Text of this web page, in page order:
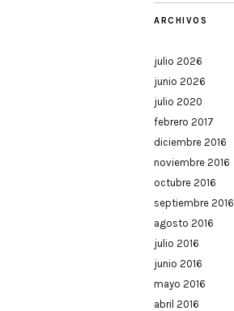
ARCHIVOS
julio 2026
junio 2026
julio 2020
febrero 2017
diciembre 2016
noviembre 2016
octubre 2016
septiembre 2016
agosto 2016
julio 2016
junio 2016
mayo 2016
abril 2016